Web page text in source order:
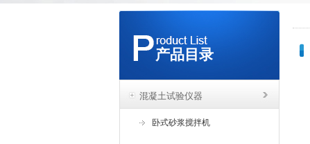
产品目录
混凝土试验仪器
卧式砂浆搅拌机